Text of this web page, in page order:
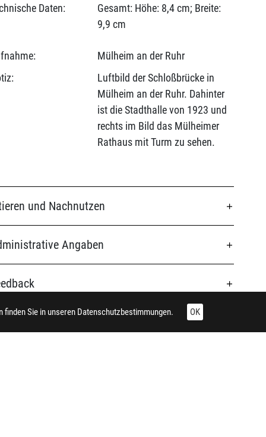
Daten:
Gesamt: Höhe: 8,4 cm; Breite:
9,9 cm
Mülheim an der Ruhr
Luftbild der Schloßbrücke in
Mülheim an der Ruhr. Dahinter
ist die Stadthalle von 1923 und
rechts im Bild das Mülheimer
Rathaus mit Turm zu sehen.
und Nachnutzen
Angaben
finden Sie in unseren Datenschutzbestimmungen. OK